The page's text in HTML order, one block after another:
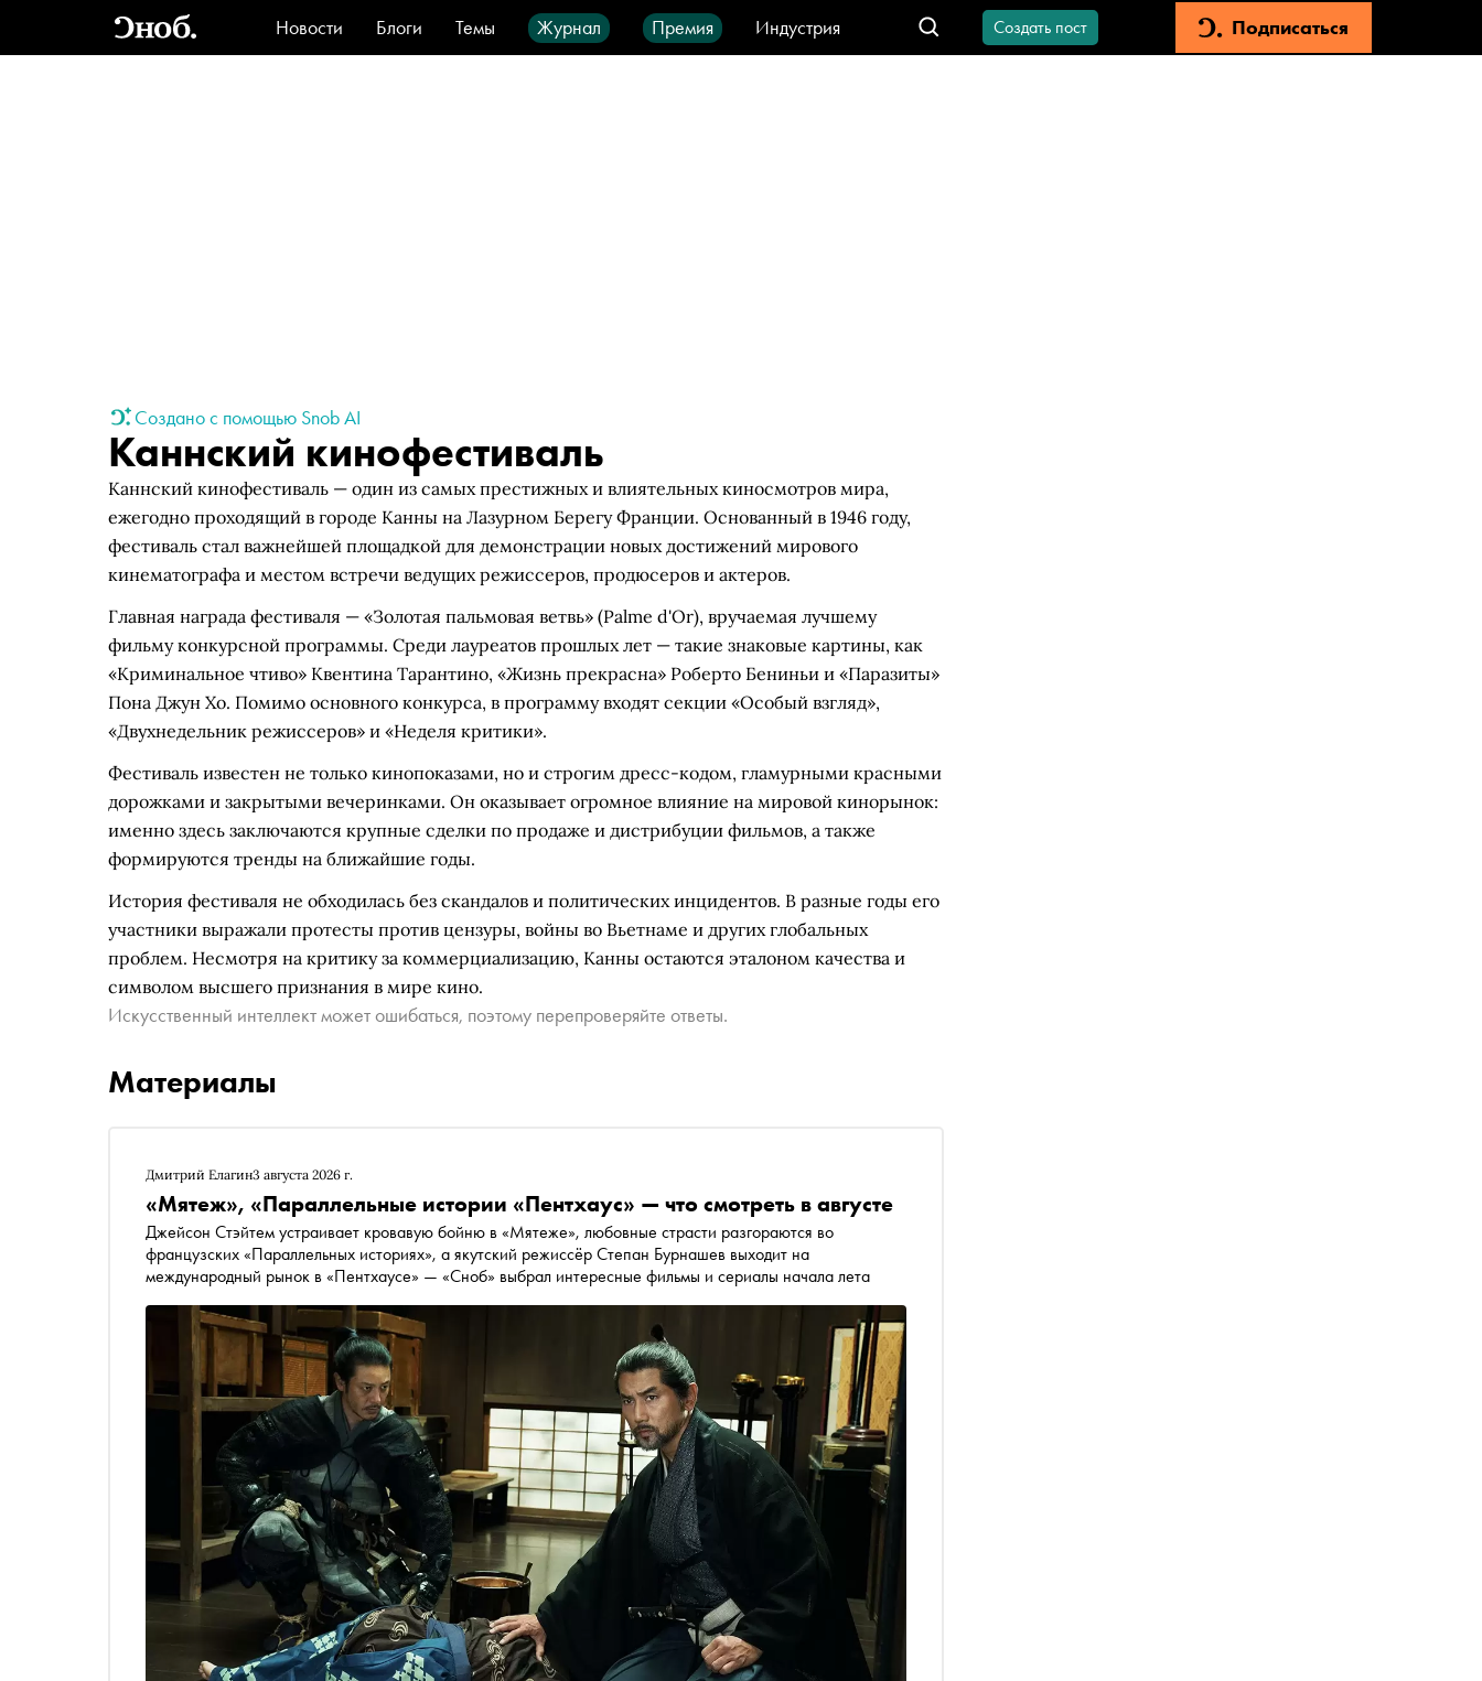
Новости Блоги Темы Журнал Премия
Индустрия
Стиль
Видео Город IT-продукты
Создать пост Подписаться
Создано с помощью Snob AI
Каннский кинофестиваль
Каннский кинофестиваль — один из самых престижных и влиятельных киносмотров мира,
ежегодно проходящий в городе Канны на Лазурном Берегу Франции. Основанный в 1946 году,
фестиваль стал важнейшей площадкой для демонстрации новых достижений мирового
кинематографа и местом встречи ведущих режиссеров, продюсеров и актеров.
Главная награда фестиваля — «Золотая пальмовая ветвь» (Palme d'Or), вручаемая лучшему
фильму конкурсной программы. Среди лауреатов прошлых лет — такие знаковые картины, как
«Криминальное чтиво» Квентина Тарантино, «Жизнь прекрасна» Роберто Бениньи и «Паразиты»
Пона Джун Хо. Помимо основного конкурса, в программу входят секции «Особый взгляд»,
«Двухнедельник режиссеров» и «Неделя критики».
Фестиваль известен не только кинопоказами, но и строгим дресс-кодом, гламурными красными
дорожками и закрытыми вечеринками. Он оказывает огромное влияние на мировой кинорынок:
именно здесь заключаются крупные сделки по продаже и дистрибуции фильмов, а также
формируются тренды на ближайшие годы.
История фестиваля не обходилась без скандалов и политических инцидентов. В разные годы его
участники выражали протесты против цензуры, войны во Вьетнаме и других глобальных
проблем. Несмотря на критику за коммерциализацию, Канны остаются эталоном качества и
символом высшего признания в мире кино.
Искусственный интеллект может ошибаться, поэтому перепроверяйте ответы.
Материалы
Дмитрий Елагин3 августа 2026 г.
«Мятеж», «Параллельные истории «Пентхаус» — что смотреть в августе
Джейсон Стэйтем устраивает кровавую бойню в «Мятеже», любовные страсти разгораются во
французских «Параллельных историях», а якутский режиссёр Степан Бурнашев выходит на
международный рынок в «Пентхаусе» — «Сноб» выбрал интересные фильмы и сериалы начала лета